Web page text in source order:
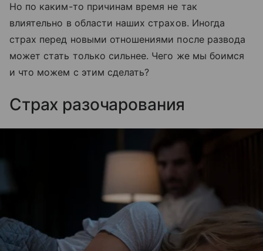
Но по каким-то причинам время не так
влиятельно в области наших страхов. Иногда
страх перед новыми отношениями после развода
может стать только сильнее. Чего же мы боимся
и что можем с этим сделать?
Страх разочарования